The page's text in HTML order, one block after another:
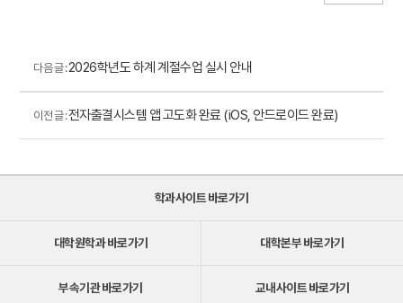
다음 글 :2026학년도 하계 계절수업 실시 안내
이전 글 :전자출결시스템 앱 고도화 완료 (iOS, 안드로이드 완료)
학과사이트 바로가기
대학원학과 바로가기 대학본부 바로가기
부속기관 바로가기 교내사이트 바로가기